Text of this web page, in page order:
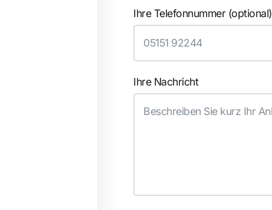
Ihre Telefonnummer (optional)
Ihre Nachricht